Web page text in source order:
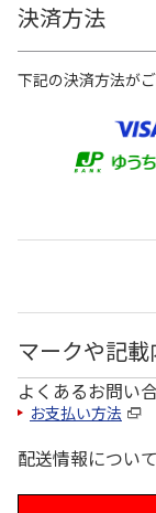
決済方法
下記の決済方法がご
マークや記
よくあるお問い
お支払い方法
配送情報について